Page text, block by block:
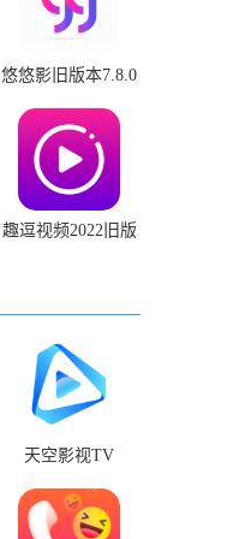
悠悠影旧版本7.8.0
趣逗视频2022旧版
天空影视TV